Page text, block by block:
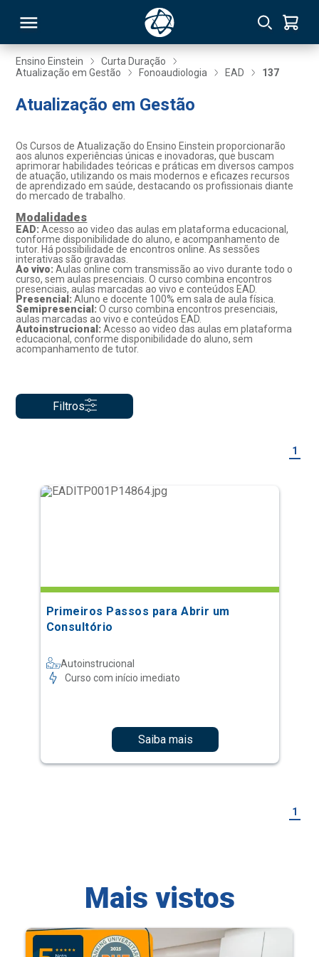
Ensino Einstein
Curta Duração
Atualização em Gestão
Fonoaudiologia EAD 137
Atualização em Gestão
Os Cursos de Atualização do Ensino Einstein proporcionarão
aos alunos experiências únicas e inovadoras, que buscam
aprimorar habilidades teóricas e práticas em diversos campos
de atuação, utilizando os mais modernos e eficazes recursos
de aprendizado em saúde, destacando os profissionais diante
do mercado de trabalho.
Modalidades
EAD:Acesso ao video das aulas em plataforma educacional,
conforme disponibilidade do aluno, e acompanhamento de
tutor. Há possibilidade de encontros online. As sessões
interativas são gravadas.
Ao vivo: Aulas online com transmissão ao vivo durante todo o
curso, sem aulas presenciais. O curso combina encontros
presenciais, aulas marcadas ao vivo e conteúdos EAD.
Presencial:Aluno e docente 100% em sala de aula física.
Semipresencial:O curso combina encontros presenciais,
aulas marcadas ao vivo e conteúdos EAD.
Autoinstrucional:Acesso ao video das aulas em plataforma
educacional, conforme disponibilidade do aluno, sem
acompanhamento de tutor.
Filtros
1
Primeiros Passos para Abrir um
Consultório
Autoinstrucional
Curso com início imediato
Saiba mais
1
Mais vistos